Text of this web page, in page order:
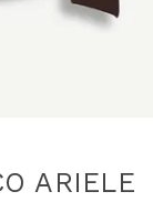
ARIELE